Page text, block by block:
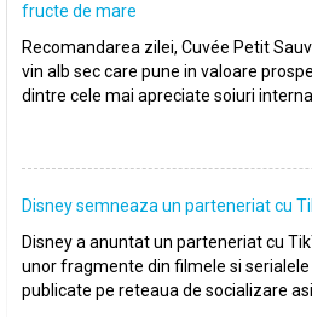
fructe de mare
Recomandarea zilei, Cuvée Petit
vin alb sec care pune in valoare
dintre cele mai apreciate soiuri
Disney semneaza un parteneriat cu
Disney a anuntat un parteneriat cu
unor fragmente din filmele si
publicate pe reteaua de socializare